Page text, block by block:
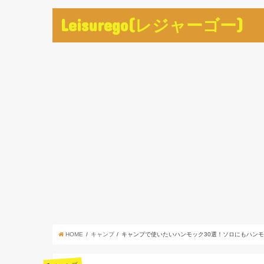
Leisurego(レジャーゴー)
HOME キャンプ キャンプで使いたいハンモック30選！ソロにもハン